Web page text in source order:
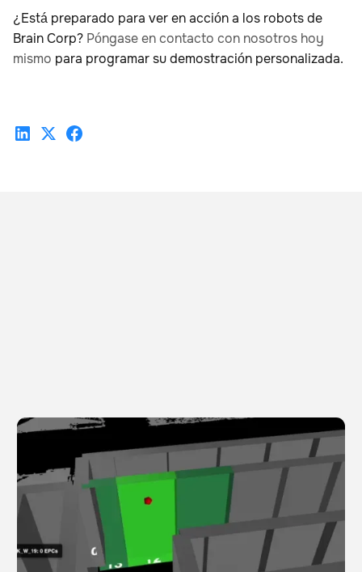
¿Está preparado para ver en acción a los robots de
Brain Corp? Póngase en contacto con nosotros hoy
mismo para programar su demostración personalizada.
Cómo desbloquean los robots el verdadero potencial
Escáner
Gestión de existencias